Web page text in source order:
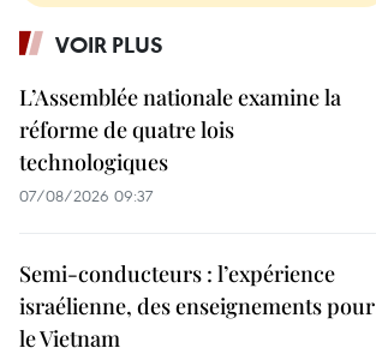
VOIR PLUS
L’Assemblée nationale examine la
réforme de quatre lois
technologiques
07/08/2026 09:37
Semi-conducteurs : l’expérience
israélienne, des enseignements pour
le Vietnam